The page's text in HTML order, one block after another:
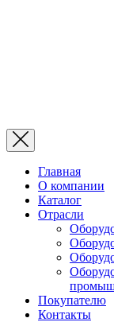
Главная
О компании
Каталог
Отрасли
Покупателю
Контакты